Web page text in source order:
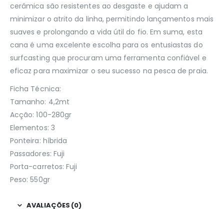
cerâmica são resistentes ao desgaste e ajudam a
minimizar o atrito da linha, permitindo lançamentos mais
suaves e prolongando a vida útil do fio. Em suma, esta
cana é uma excelente escolha para os entusiastas do
surfcasting que procuram uma ferramenta confiável e
eficaz para maximizar o seu sucesso na pesca de praia.
Ficha Técnica:
Tamanho: 4,2mt
Acção: 100-280gr
Elementos: 3
Ponteira: híbrida
Passadores: Fuji
Porta-carretos: Fuji
Peso: 550gr
AVALIAÇÕES (0)